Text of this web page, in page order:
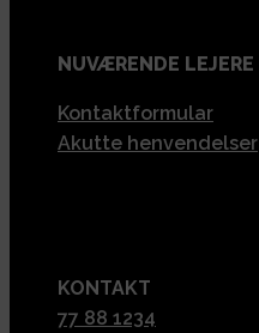
NUVÆRENDE LEJERE
Kontaktformular
Akutte henvendelser
KONTAKT
77 88 1234